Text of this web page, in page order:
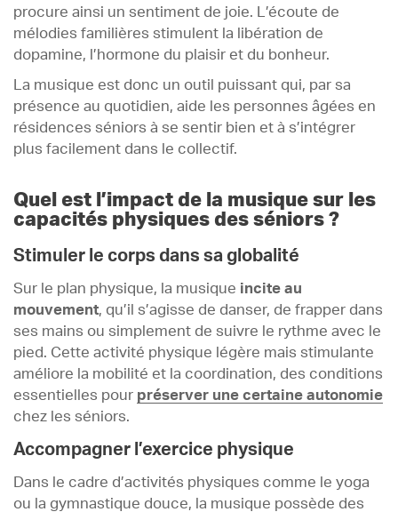
procure ainsi un sentiment de joie. L’écoute de
mélodies familières stimulent la libération de
dopamine, l’hormone du plaisir et du bonheur.
La musique est donc un outil puissant qui, par sa
présence au quotidien, aide les personnes âgées en
résidences séniors à se sentir bien et à s’intégrer
plus facilement dans le collectif.
Quel est l’impact de la musique sur les
capacités physiques des séniors ?
Stimuler le corps dans sa globalité
Sur le plan physique, la musique incite au
mouvement, qu’il s’agisse de danser, de frapper dans
ses mains ou simplement de suivre le rythme avec le
pied. Cette activité physique légère mais stimulante
améliore la mobilité et la coordination, des conditions
essentielles pour préserver une certaine autonomie
chez les séniors.
Accompagner l’exercice physique
Dans le cadre d’activités physiques comme le yoga
ou la gymnastique douce, la musique possède des